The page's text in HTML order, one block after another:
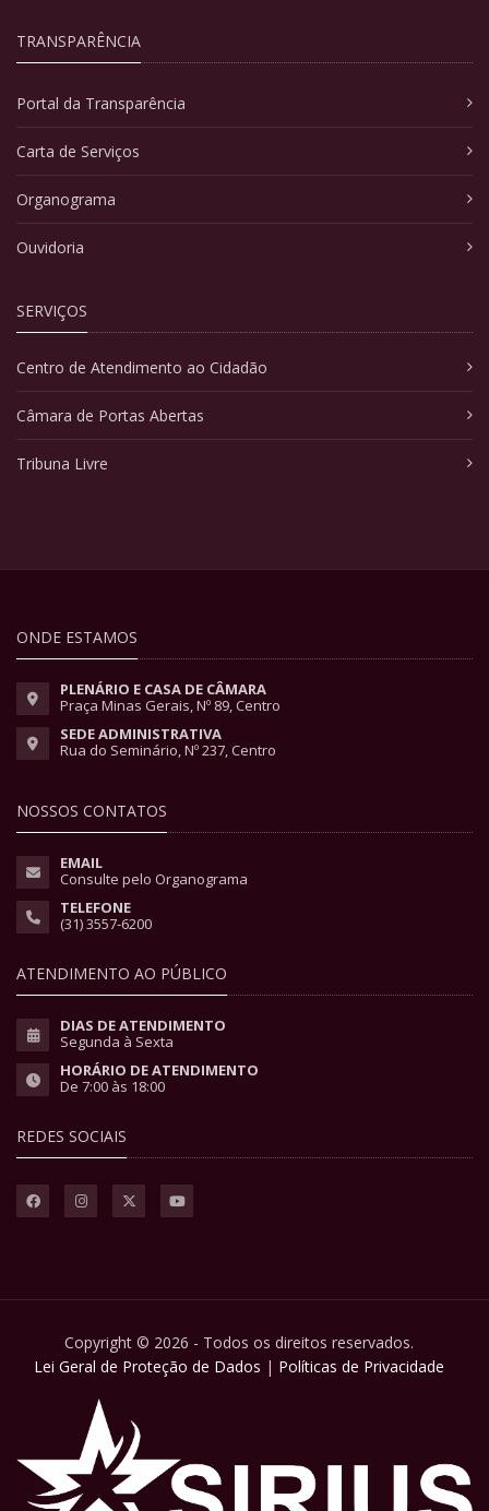
TRANSPARÊNCIA
Portal da Transparência
Carta de Serviços
Organograma
Ouvidoria
SERVIÇOS
Centro de Atendimento ao Cidadão
Câmara de Portas Abertas
Tribuna Livre
ONDE ESTAMOS
PLENÁRIO E CASA DE CÂMARA
Praça Minas Gerais, Nº 89, Centro
SEDE ADMINISTRATIVA
Rua do Seminário, Nº 237, Centro
NOSSOS CONTATOS
EMAIL
Consulte pelo Organograma
TELEFONE
(31) 3557-6200
ATENDIMENTO AO PÚBLICO
DIAS DE ATENDIMENTO
Segunda à Sexta
HORÁRIO DE ATENDIMENTO
De 7:00 às 18:00
REDES SOCIAIS
Copyright © 2026 - Todos os direitos reservados.
Lei Geral de Proteção de Dados | Políticas de Privacidade